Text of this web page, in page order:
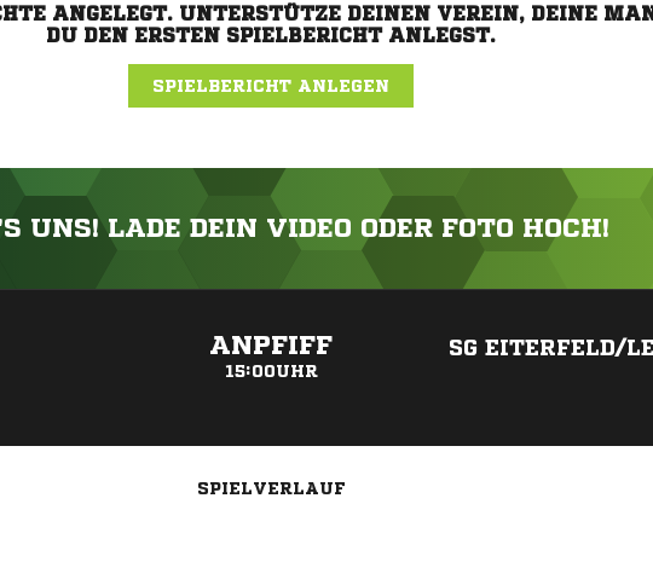
ANGELEGT. UNTERSTÜTZE DEINEN VEREIN, DEINE
DU DEN ERSTEN SPIELBERICHT ANLEGST.
SPIELBERICHT ANLEGEN
UNS! LADE DEIN VIDEO ODER FOTO HOCH!
ANPFIFF
15:00UHR
SG EITERFELD/
SPIELVERLAUF